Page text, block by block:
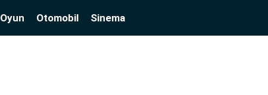
Oyun Otomobil Sinema